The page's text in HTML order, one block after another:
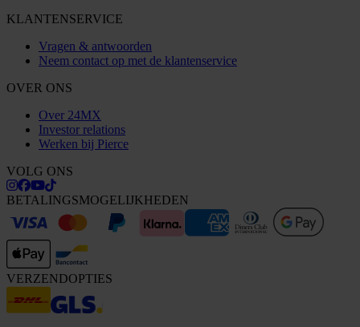
KLANTENSERVICE
Vragen & antwoorden
Neem contact op met de klantenservice
OVER ONS
Over 24MX
Investor relations
Werken bij Pierce
VOLG ONS
BETALINGSMOGELIJKHEDEN
VERZENDOPTIES